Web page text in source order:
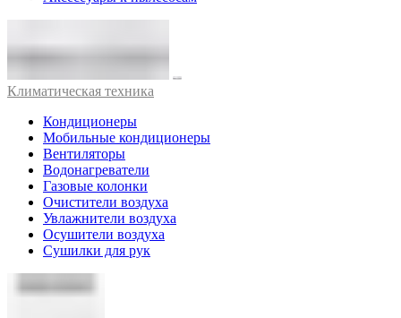
Климатическая техника
Кондиционеры
Мобильные кондиционеры
Вентиляторы
Водонагреватели
Газовые колонки
Очистители воздуха
Увлажнители воздуха
Осушители воздуха
Сушилки для рук